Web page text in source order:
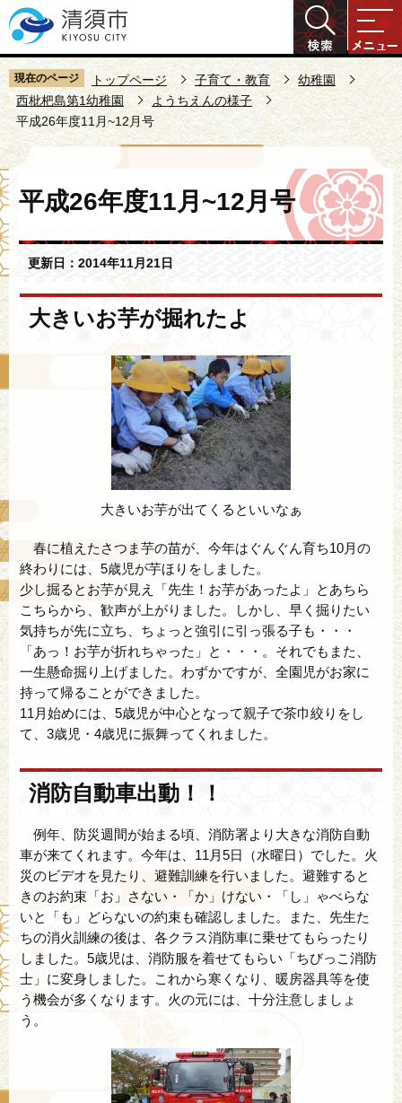
こ
の
ペ
ー
ジ
の
先
頭
で
す
現在のページ トップページ 子育て・教育
幼稚園
西枇杷島第1幼稚園
ようちえんの様子
平成26年度11月~12月号
文
こ
ら
平成26年度11月~12月号
更新日：2014年11月21日
大きいお芋が掘れたよ
大きいお芋が出てくるといいなぁ
春に植えたさつま芋の苗が、今年はぐんぐん育ち10月の
終わりには、5歳児が芋ほりをしました。
少し掘るとお芋が見え「先生！お芋があったよ」とあちら
こちらから、歓声が上がりました。しかし、早く掘りたい
気持ちが先に立ち、ちょっと強引に引っ張る子も・・・
「あっ！お芋が折れちゃった」と・・・。それでもまた、
一生懸命掘り上げました。わずかですが、全園児がお家に
持って帰ることができました。
11月始めには、5歳児が中心となって親子で茶巾絞りをし
て、3歳児・4歳児に振舞ってくれました。
消防自動車出動！！
例年、防災週間が始まる頃、消防署より大きな消防自動
車が来てくれます。今年は、11月5日（水曜日）でした。火
災のビデオを見たり、避難訓練を行いました。避難すると
きのお約束「お」さない・「か」けない・「し」ゃべらな
いと「も」どらないの約束も確認しました。また、先生た
ちの消火訓練の後は、各クラス消防車に乗せてもらったり
しました。5歳児は、消防服を着せてもらい「ちびっこ消防
士」に変身しました。これから寒くなり、暖房器具等を使
う機会が多くなります。火の元には、十分注意しましょ
う。